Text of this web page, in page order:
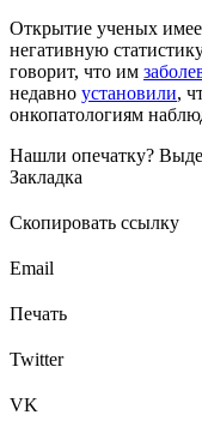
Открытие ученых
негативную
говорит, что им
недавно установили,
онкопатологиям
Нашли опечатку?
Закладка
Скопировать ссылку
Email
Печать
Twitter
VK